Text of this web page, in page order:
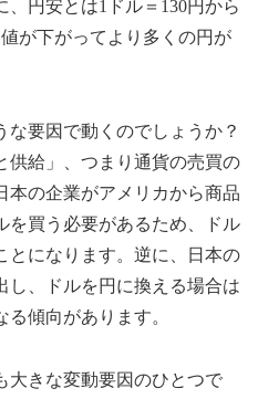
円安とは1ドル＝130円から
が下がってより多くの円が
要因で動くのでしょうか？
供給」、つまり通貨の売買の
本の企業がアメリカから商品
を買う必要があるため、ドル
とになります。逆に、日本の
し、ドルを円に換える場合は
傾向があります。
大きな変動要因のひとつで